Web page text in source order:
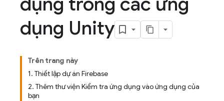
dụng Unity
Trên trang này
1. Thiết lập dự án Firebase
2. Thêm thư viện Kiểm tra ứng dụng vào ứng dụng của
bạn